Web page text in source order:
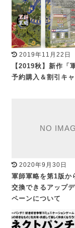
2019年11月22日
【2019秋】新作「
予約購入＆割引キ
2020年9月30日
軍師軍略を第1版か
交換できるアップ
ペーンについて